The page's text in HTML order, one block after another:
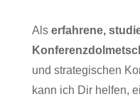
Als erfahrene,
und strategischen
kann ich Dir helfen,